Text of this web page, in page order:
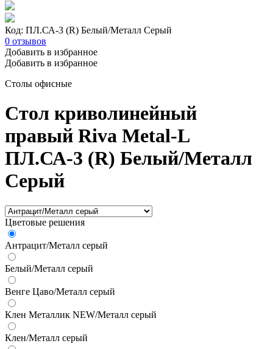
Код: ПЛ.СА-3 (R) Белый/Металл Серый
0 отзывов
Добавить в избранное
Добавить в избранное
Столы офисные
Стол криволинейный
правый Riva Metal-L
ПЛ.СА-3 (R) Белый/Металл
Серый
Цветовые решения
Антрацит/Металл серый
Белый/Металл серый
Венге Цаво/Металл серый
Клен Металлик NEW/Металл серый
Клен/Металл серый